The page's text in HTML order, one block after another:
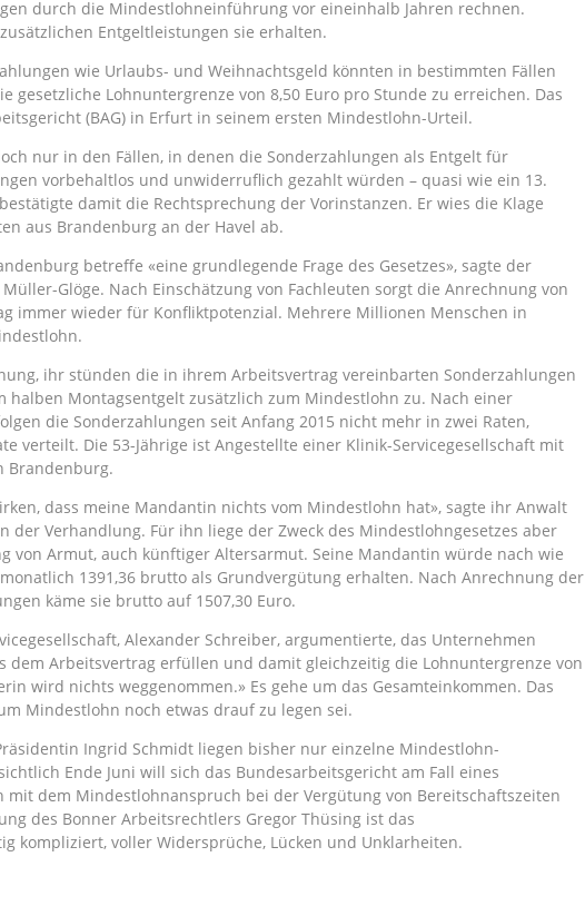
durch die Mindestlohneinführung vor eineinhalb Jahren rechnen.
Entgeltleistungen sie erhalten.
wie Urlaubs- und Weihnachtsgeld könnten in bestimmten Fällen
gesetzliche Lohnuntergrenze von 8,50 Euro pro Stunde zu erreichen. Das
(BAG) in Erfurt in seinem ersten Mindestlohn-Urteil.
nur in den Fällen, in denen die Sonderzahlungen als Entgelt für
vorbehaltlos und unwiderruflich gezahlt würden – quasi wie ein 13.
damit die Rechtsprechung der Vorinstanzen. Er wies die Klage
aus Brandenburg an der Havel ab.
betreffe «eine grundlegende Frage des Gesetzes», sagte der
Glöge. Nach Einschätzung von Fachleuten sorgt die Anrechnung von
immer wieder für Konfliktpotenzial. Mehrere Millionen Menschen in
ihr stünden die in ihrem Arbeitsvertrag vereinbarten Sonderzahlungen
halben Montagsentgelt zusätzlich zum Mindestlohn zu. Nach einer
die Sonderzahlungen seit Anfang 2015 nicht mehr in zwei Raten,
verteilt. Die 53-Jährige ist Angestellte einer Klinik-Servicegesellschaft mit
Brandenburg.
dass meine Mandantin nichts vom Mindestlohn hat», sagte ihr Anwalt
der Verhandlung. Für ihn liege der Zweck des Mindestlohngesetzes aber
von Armut, auch künftiger Altersarmut. Seine Mandantin würde nach wie
1391,36 brutto als Grundvergütung erhalten. Nach Anrechnung der
käme sie brutto auf 1507,30 Euro.
Alexander Schreiber, argumentierte, das Unternehmen
dem Arbeitsvertrag erfüllen und damit gleichzeitig die Lohnuntergrenze von
wird nichts weggenommen.» Es gehe um das Gesamteinkommen. Das
Mindestlohn noch etwas drauf zu legen sei.
Ingrid Schmidt liegen bisher nur einzelne Mindestlohn-
Ende Juni will sich das Bundesarbeitsgericht am Fall eines
mit dem Mindestlohnanspruch bei der Vergütung von Bereitschaftszeiten
des Bonner Arbeitsrechtlers Gregor Thüsing ist das
kompliziert, voller Widersprüche, Lücken und Unklarheiten.